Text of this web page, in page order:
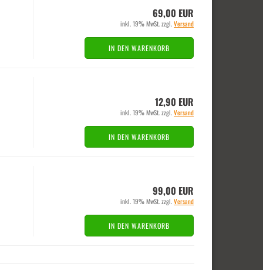
69,00 EUR
inkl. 19% MwSt. zzgl.Versand
IN DEN WARENKORB
12,90 EUR
inkl. 19% MwSt. zzgl.Versand
IN DEN WARENKORB
99,00 EUR
inkl. 19% MwSt. zzgl.Versand
IN DEN WARENKORB